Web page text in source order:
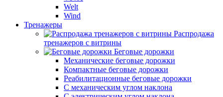
Welt
Wind
Тренажеры
Распродажа
тренажеров с витрины
Беговые дорожки
Механические беговые дорожки
Компактные беговые дорожки
Реабилитационные беговые дорожки
С механическим углом наклона